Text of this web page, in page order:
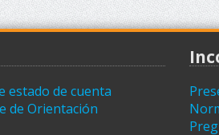
estado de cuenta
de Orientación